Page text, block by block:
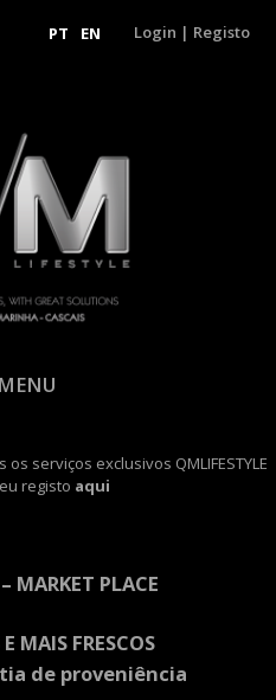
PT EN Login | Registo
MENU
serviços exclusivos QMLIFESTYLE
registo aqui
MARKET PLACE
MAIS FRESCOS
de proveniência